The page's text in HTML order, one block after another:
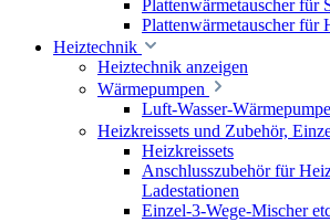
Plattenwärmetauscher für
Plattenwärmetauscher für
Heiztechnik
Heiztechnik anzeigen
Wärmepumpen
Luft-Wasser-
Heizkreissets und Zubehör,
Heizkreissets
Anschlusszubehör für
Ladestationen
Einzel-3-Wege-Mischer